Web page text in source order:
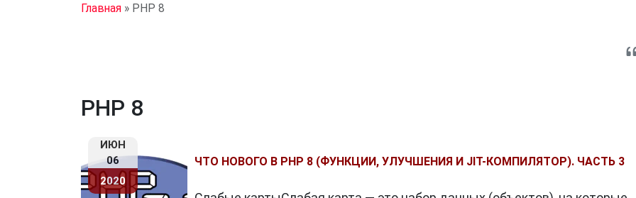
Главная » PHP 8
PHP 8
ИЮН
06
2020
ЧТО НОВОГО В PHP 8 (ФУНКЦИИ, УЛУЧШЕНИЯ И JIT-КОМПИЛЯТОР). ЧАСТЬ 3